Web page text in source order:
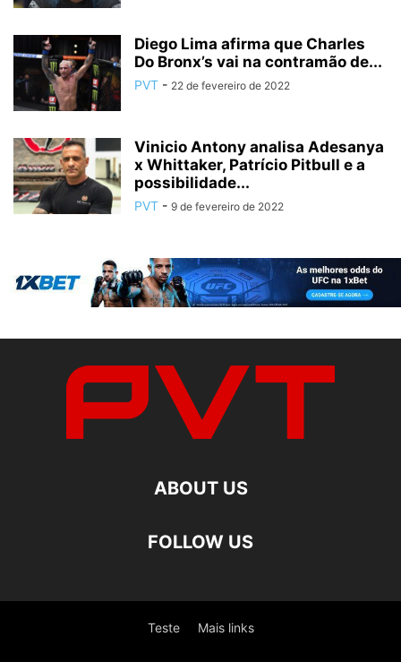
Diego Lima afirma que Charles
Do Bronx’s vai na contramão de...
PVT - 22 de fevereiro de 2022
Vinicio Antony analisa Adesanya
x Whittaker, Patrício Pitbull e a
possibilidade...
PVT - 9 de fevereiro de 2022
ABOUT US
FOLLOW US
Teste Mais links